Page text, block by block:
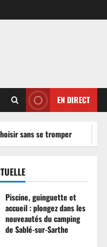
EN DIRECT
sans se tromper
Piscine, guinguette et
accueil : plongez dans les
nouveautés du camping
de Sablé-sur-Sarthe